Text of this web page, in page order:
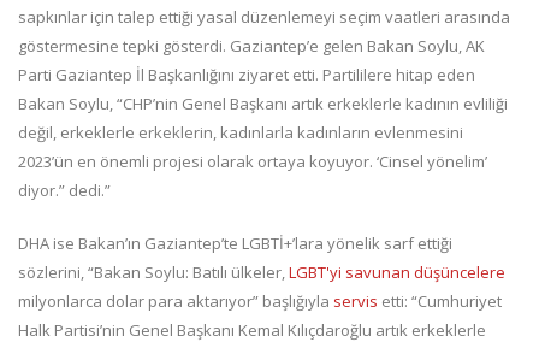
sapkınlar için talep ettiği yasal düzenlemeyi seçim vaatleri arasında
göstermesine tepki gösterdi. Gaziantep’e gelen Bakan Soylu, AK
Parti Gaziantep İl Başkanlığını ziyaret etti. Partililere hitap eden
Bakan Soylu, “CHP’nin Genel Başkanı artık erkeklerle kadının evliliği
değil, erkeklerle erkeklerin, kadınlarla kadınların evlenmesini
2023’ün en önemli projesi olarak ortaya koyuyor. ‘Cinsel yönelim’
diyor.” dedi.”
DHA ise Bakan’ın Gaziantep’te LGBTİ+’lara yönelik sarf ettiği
sözlerini, “Bakan Soylu: Batılı ülkeler,LGBT'yi savunan düşüncelere
milyonlarca dolar para aktarıyor” başlığıyla servis etti: “Cumhuriyet
Halk Partisi’nin Genel Başkanı Kemal Kılıçdaroğlu artık erkeklerle